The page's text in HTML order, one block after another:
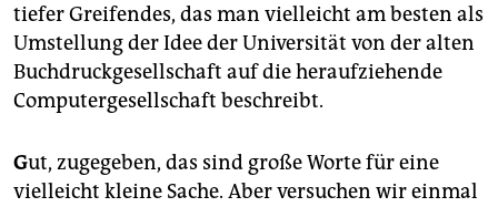
tiefer Greifendes, das man vielleicht am besten als
Umstellung der Idee der Universität von der alten
Buchdruckgesellschaft auf die heraufziehende
Computergesellschaft beschreibt.
Gut, zugegeben, das sind große Worte für eine
vielleicht kleine Sache. Aber versuchen wir einmal